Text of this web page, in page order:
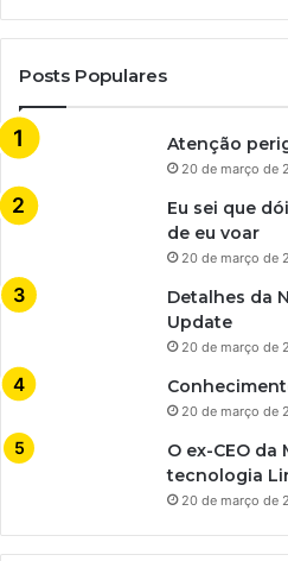
Posts Populares
Atenção
20 de março de
Eu sei que
de eu voar
20 de março de
Detalhes da
Update
20 de março de
20 de março de
O ex-CEO
tecnologia
20 de março de